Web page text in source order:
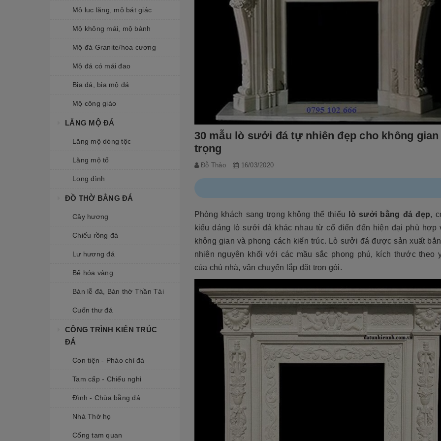
Mộ lục lăng, mộ bát giác
Mộ không mái, mộ bành
Mộ đá Granite/hoa cương
Mộ đá có mái đao
Bia đá, bia mộ đá
Mộ công giáo
LĂNG MỘ ĐÁ
Lăng mộ dòng tộc
Lăng mộ tổ
Long đình
ĐỒ THỜ BẰNG ĐÁ
Cây hương
Chiếu rồng đá
Lư hương đá
Bể hóa vàng
Bàn lễ đá, Bàn thờ Thần Tài
Cuốn thư đá
CÔNG TRÌNH KIẾN TRÚC
ĐÁ
Con tiện - Phào chỉ đá
Tam cấp - Chiếu nghỉ
Đình - Chùa bằng đá
Nhà Thờ họ
Cổng tam quan
30 mẫu lò sưởi đá tự nhiên đẹp cho không gian
trọng
Đỗ Thảo 16/03/2020
Phòng khách sang trọng không thể thiếu lò sưởi bằng đá đẹp,
kiểu dáng lò sưởi đá khác nhau từ cổ điển đến hiện đại phù hợp
không gian và phong cách kiến trúc. Lò sưởi đá được sản xuất
nhiên nguyên khối với các mầu sắc phong phú, kích thước theo
của chủ nhà, vận chuyển lắp đặt trọn gói.